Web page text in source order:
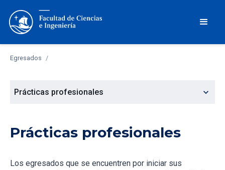
Egresados /
Prácticas profesionales expand_more
Prácticas profesionales
Los egresados que se encuentren por iniciar sus